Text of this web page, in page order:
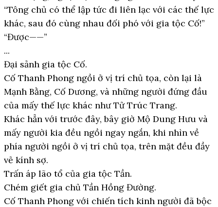
“Tông chủ có thể lập tức đi liên lạc với các thế lực
khác, sau đó cùng nhau đối phó với gia tộc Cố!”
“Được——”
...
Đại sảnh gia tộc Cố.
Cố Thanh Phong ngồi ở vị trí chủ tọa, còn lại là
Mạnh Bằng, Cố Dương, và những người đứng đầu
của mấy thế lực khác như Tử Trúc Trang.
Khác hẳn với trước đây, bây giờ Mộ Dung Hưu và
mấy người kia đều ngồi ngay ngắn, khi nhìn về
phía người ngồi ở vị trí chủ tọa, trên mặt đều đầy
vẻ kính sợ.
Trấn áp lão tổ của gia tộc Tần.
Chém giết gia chủ Tần Hồng Đường.
Cố Thanh Phong với chiến tích kinh người đã bộc